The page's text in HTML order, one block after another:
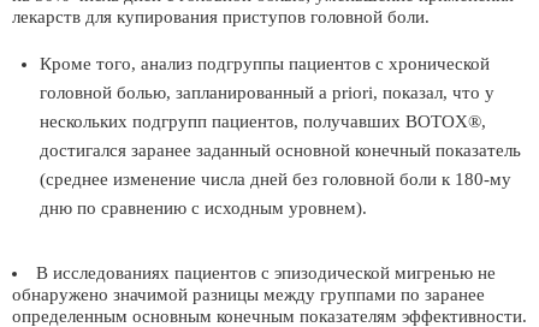
лекарств для купирования приступов головной боли.
Кроме того, анализ подгруппы пациентов с хронической
головной болью, запланированный a priori, показал, что у
нескольких подгрупп пациентов, получавших BOTOX®,
достигался заранее заданный основной конечный показатель
(среднее изменение числа дней без головной боли к 180-му
дню по сравнению с исходным уровнем).
В исследованиях пациентов с эпизодической мигренью не
обнаружено значимой разницы между группами по заранее
определенным основным конечным показателям эффективности.